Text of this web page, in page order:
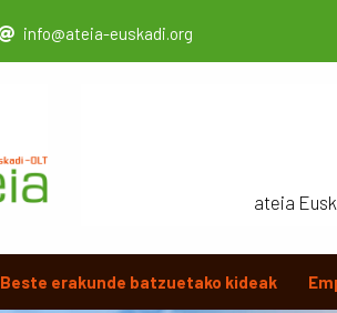
info@ateia-euskadi.org
ateia
Beste erakunde batzuetako kideak